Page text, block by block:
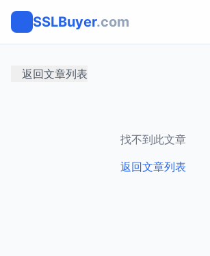
SSLBuyer.com
返回文章列表
找不到此文章
返回文章列表